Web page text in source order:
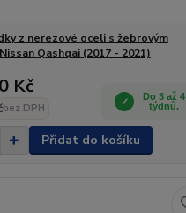
z nerezové oceli s žebrovým
Qashqai (2017 - 2021)
Kč
bez DPH
Do 3 až 4
týdnů.
Přidat do košíku